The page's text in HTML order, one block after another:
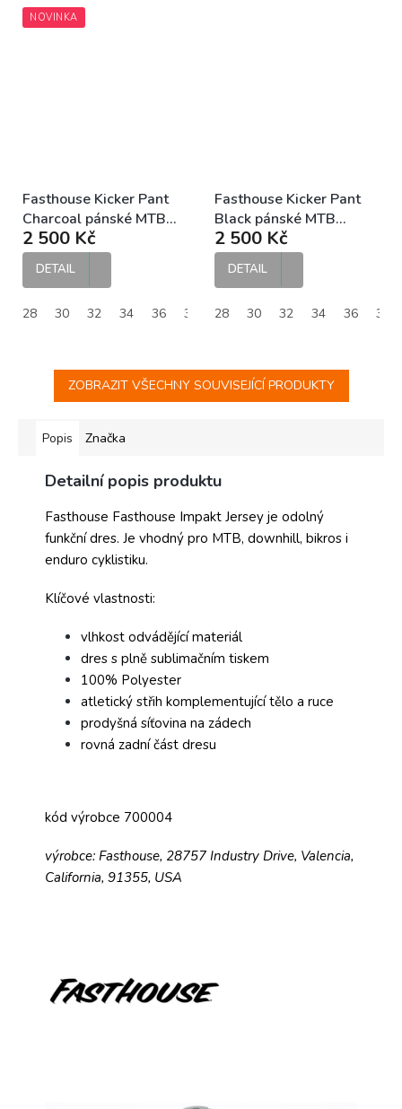
NOVINKA
Fasthouse Kicker Pant
Charcoal pánské MTB
kalhoty
2 500 Kč
DETAIL
28 30 32 34 36 38
Fasthouse Kicker Pant
Black pánské MTB
kalhoty
2 500 Kč
DETAIL
28 30 32 34 36 38
ZOBRAZIT VŠECHNY SOUVISEJÍCÍ PRODUKTY
Popis Značka
Detailní popis produktu
Fasthouse Fasthouse Impakt Jersey je odolný
funkční dres. Je vhodný pro MTB, downhill, bikros i
enduro cyklistiku.
Klíčové vlastnosti:
vlhkost odvádějící materiál
dres s plně sublimačním tiskem
100% Polyester
atletický střih komplementující tělo a ruce
prodyšná síťovina na zádech
rovná zadní část dresu
kód výrobce 700004
výrobce: Fasthouse, 28757 Industry Drive, Valencia,
California, 91355, USA